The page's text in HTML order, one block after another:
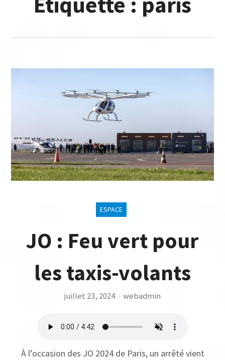
ESPACE
JO : Feu vert pour
les taxis-volants
juillet 23, 2024 · webadmin
À l’occasion des JO 2024 de Paris, un arrêté vient